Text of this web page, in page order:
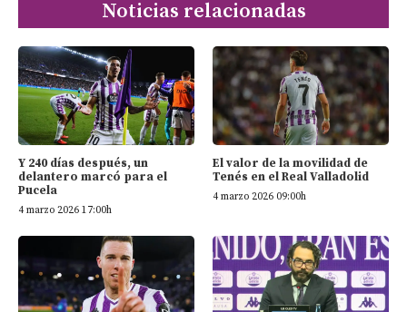
Noticias relacionadas
Y 240 días después, un
delantero marcó para el
Pucela
4 marzo 2026 17:00h
El valor de la movilidad de
Tenés en el Real Valladolid
4 marzo 2026 09:00h